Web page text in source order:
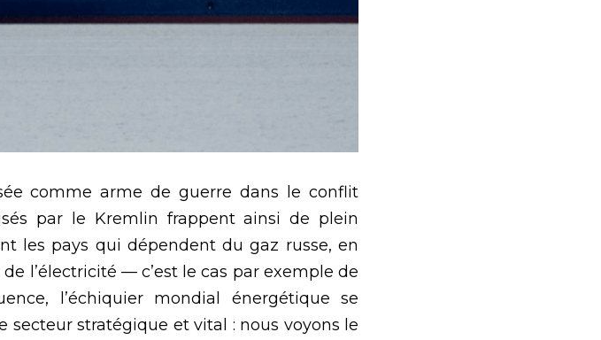
comme arme de guerre dans le conflit
par le Kremlin frappent ainsi de plein
les pays qui dépendent du gaz russe, en
l’électricité — c’est le cas par exemple de
l’échiquier mondial énergétique se
secteur stratégique et vital : nous voyons le